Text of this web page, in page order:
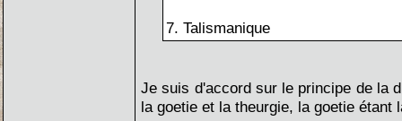
7. Talismanique
Je suis d'accord sur le principe de la
la goetie et la theurgie, la goetie étant